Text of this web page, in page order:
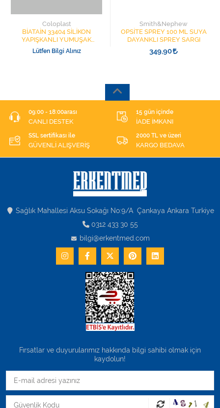
Coloplast
BİATAİN 33404 SİLİKON
YAPIŞKANLI YUMUŞAK
KÖPÜK YARA ÖRTÜSÜ
15CMX19CM
Lütfen Bilgi Alınız
Smith&Nephew
OPSİTE SPREY 100 ML SUYA
DAYANKLI SPREY SARGI
349,90
09:00 - 18:00arası
CANLI DESTEK
15 gün içinde
İADE İMKANI
SSL sertifikası ile
GÜVENLİ ALIŞVERİŞ
2000 TL ve üzeri
KARGO BEDAVA
Sağlık Mahallesi Aksu Sokağı No:9/A Çankaya Ankara Turkiye
0312 433 30 55
bilgi@erkentmed.com
Fırsatlar ve duyurularımız hakkında bilgi sahibi olmak için
kaydolun!